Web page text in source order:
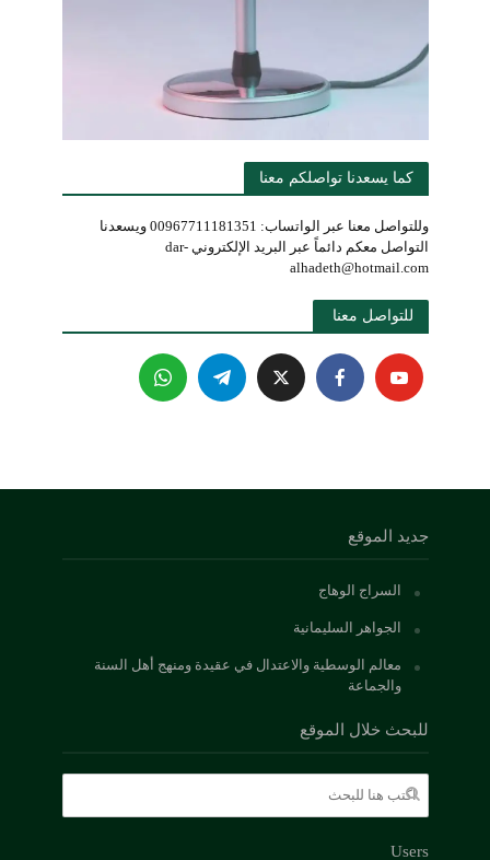
كما يسعدنا تواصلكم معنا
وللتواصل معنا عبر الواتساب: 00967711181351 ويسعدنا
التواصل معكم دائماً عبر البريد الإلكتروني dar-
alhadeth@hotmail.com
للتواصل معنا
جديد الموقع
السراج الوهاج
الجواهر السليمانية
معالم الوسطية والاعتدال في عقيدة ومنهج أهل السنة
والجماعة
للبحث خلال الموقع
Users